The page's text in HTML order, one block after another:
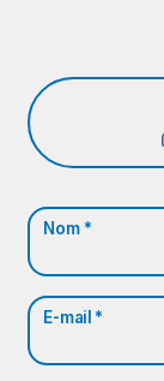
Nom *
E-mail *